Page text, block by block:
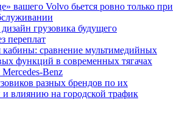
вашего Volvo бьется ровно только при
грузовика будущего
переплат
сравнение мультимедийных
функций в современных тягачах
Benz
разных брендов по их
и влиянию на городской трафик